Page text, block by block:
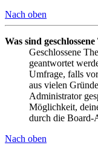
Nach oben
Was sind
Geschlossene
geantwortet
Umfrage, falls
aus vielen
Administrator
Möglichkeit,
durch die Board-
Nach oben